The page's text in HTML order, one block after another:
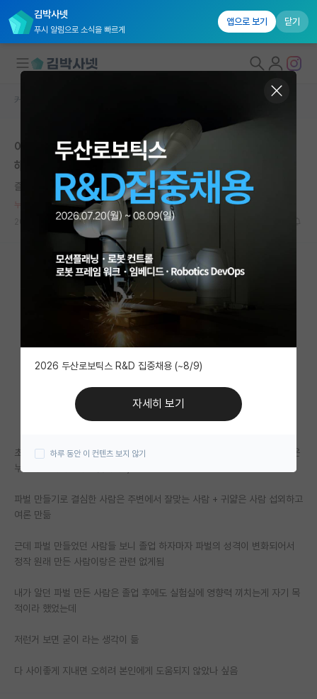
김박사넷
푸시 알림으로 소식을 빠르게
앱으로 보기 닫기
국내대학원 정보
연구실&오픈랩
커뮤니티
커뮤니티 홈
전체글보기
베스트 게시판
IF 명예의전당
자유 게시판(아무개랩)
미국 유학 게시판
미국 대학원 합격 후기 게시판
대학원 합격 후기 게시판
석박사 채용 정보 게시판
임용 정보 게시판
취업 게시판
커뮤니티 홈
아래 파벌 이야기 듣고 생각해본건데 파벌은 만든 사람 손
해임
즐거운 알프레드 노벨*
누적 신고가 50개 이상인 사용자입니다.
2023.11.04
2 1989
초창기 파벌을 만드는 이유가 자기 이득을 위해서 만드는 경우가 많음 (혹은
누군가랑 가치관이 안맞거나..)
파벌 만들기로 결심한 사람은 주변에서 잘맞는 사람 + 귀얇은 사람 섭외하고
여론 만듦
근데 파벌 만들었던 사람들 보니 졸업 하자마자 파벌의 성격이 변화되어서
정작 원래 만든 사람이랑은 관련 없게됨
내가 알던 파벌 만든 사람은 졸업 후에도 실험실에 영향력 끼치는게 자기 목
적이라 했었는데
저런거 보면 굳이 라는 생각이 듦
다 사이좋게 지내면 오히려 본인에게 도움되지 않았나 싶음
2026 두산로보틱스 R&D 집중채용 (~8/9)
자세히 보기
하루 동안 이 컨텐츠 보지 않기